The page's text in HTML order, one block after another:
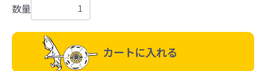
数量
カートに入れる